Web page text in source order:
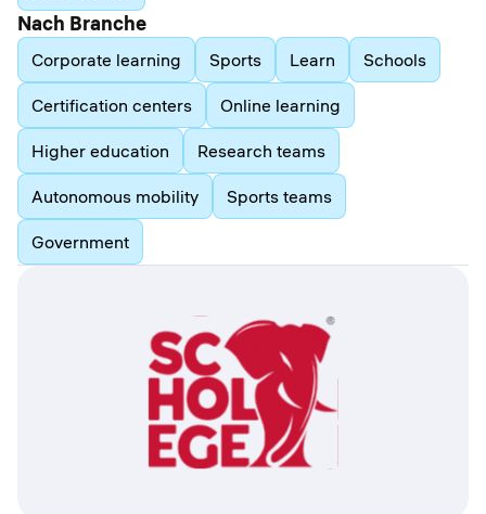
Nach Branche
Corporate learning Sports Learn Schools
Certification centers Online learning
Higher education Research teams
Autonomous mobility Sports teams
Government